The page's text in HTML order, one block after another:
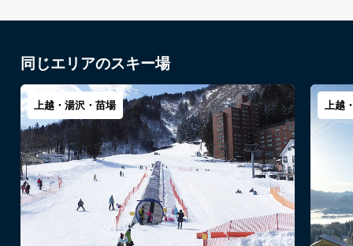
同じエリアのスキー場
上越・湯沢・苗場 上越